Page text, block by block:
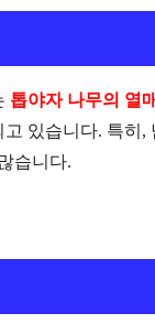
톱야자 나무의 열매
있습니다. 특히
습니다.